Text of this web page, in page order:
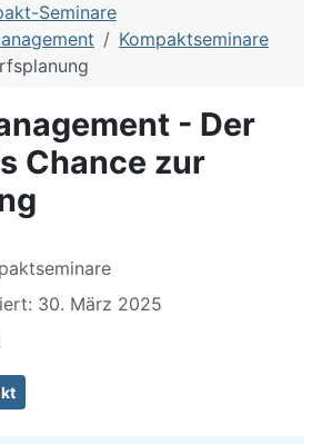
Seminare
Kompaktseminare
- Der
Chance zur
30. März 2025